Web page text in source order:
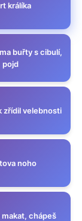
králíka
buřty s cibulí,
pojd
zřídil velebnosti
noho
chápeš